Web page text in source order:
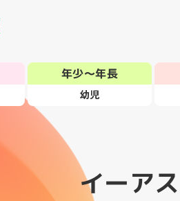
年少～年長
幼児
イーア